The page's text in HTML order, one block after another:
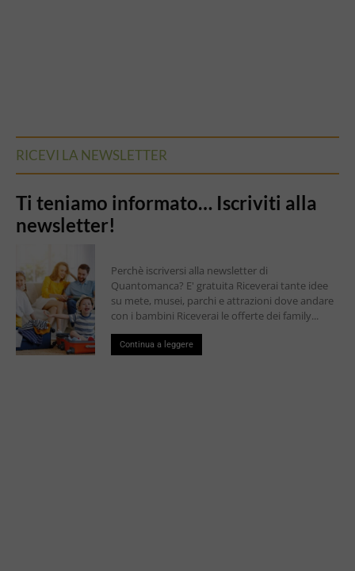
RICEVI LA NEWSLETTER
Ti teniamo informato… Iscriviti alla
newsletter!
Perchè iscriversi alla newsletter di
Quantomanca? E' gratuita Riceverai tante idee
su mete, musei, parchi e attrazioni dove andare
con i bambini Riceverai le offerte dei family...
Continua a leggere